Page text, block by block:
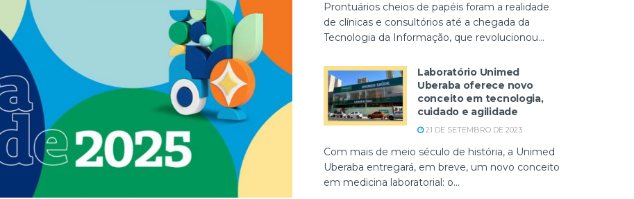
Prontuários cheios de papéis foram a realidade
de clínicas e consultórios até a chegada da
Tecnologia da Informação, que revolucionou...
Laboratório Unimed
Uberaba oferece novo
conceito em tecnologia,
cuidado e agilidade
21 DE SETEMBRO DE 2023
Com mais de meio século de história, a Unimed
Uberaba entregará, em breve, um novo conceito
em medicina laboratorial: o...